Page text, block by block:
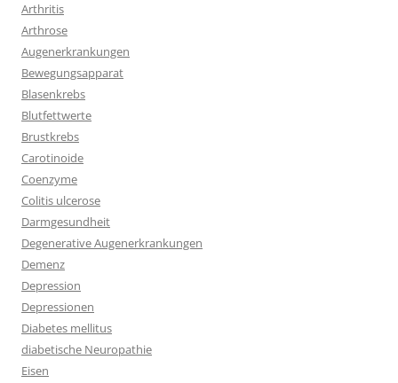
Arthritis
Arthrose
Augenerkrankungen
Bewegungsapparat
Blasenkrebs
Blutfettwerte
Brustkrebs
Carotinoide
Coenzyme
Colitis ulcerose
Darmgesundheit
Degenerative Augenerkrankungen
Demenz
Depression
Depressionen
Diabetes mellitus
diabetische Neuropathie
Eisen